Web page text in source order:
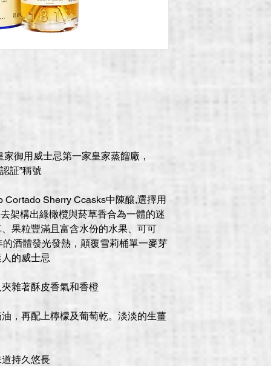
御用威士忌第一家皇家蒸餾廠，
証”稱號
Cortado Sherry Ccasks中陳釀,選擇用
架構出綠橄欖與菸草香合為一體的迷
果粒豐滿且富含水份的水果、可可
酒體發光發熱，顛覆雪莉桶單一麥芽
的威士忌
雜著酥皮香氣和香橙
，再配上檸檬及葡萄乾。淡淡的生薑
持久悠長